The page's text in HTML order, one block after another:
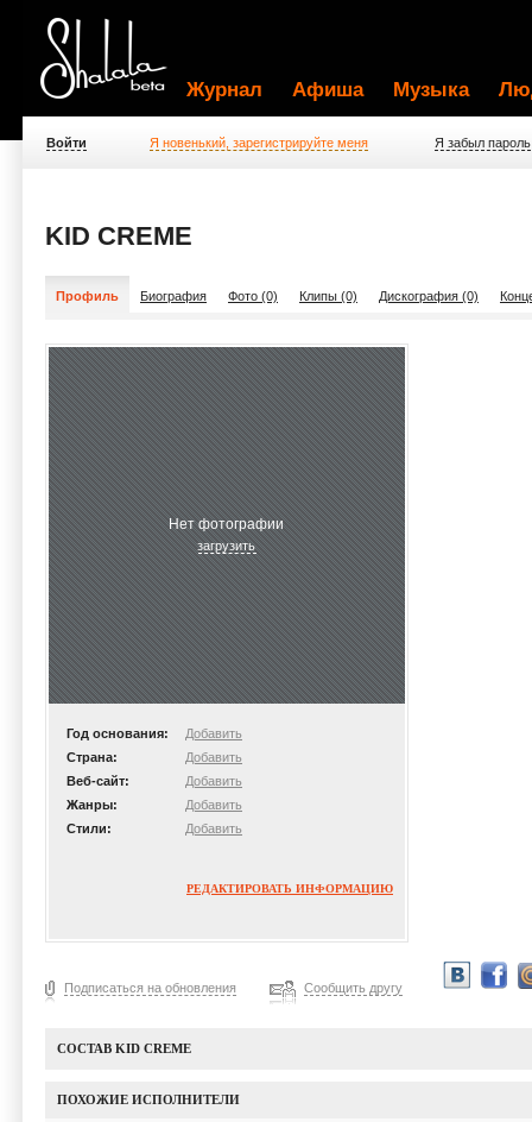
Журнал Афиша Музыка
Войти Я новенький, зарегистрируйте меня Я забыл пароль
KID CREME
Профиль Биография Фото (0) Клипы (0) Дискография (0)
Нет фотографии
загрузить
Год основания:
Добавить
Страна:
Добавить
Веб-сайт:
Добавить
Жанры:
Добавить
Стили:
Добавить
РЕДАКТИРОВАТЬ ИНФОРМАЦИЮ
Подписаться на обновления Сообщить другу
СОСТАВ KID CREME
ПОХОЖИЕ ИСПОЛНИТЕЛИ